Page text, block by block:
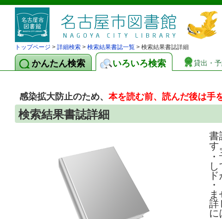
トップページ > 詳細検索 > 検索結果書誌一覧 > 検索結果書誌詳細
かんたん検索 いろいろ検索 貸出・
感染拡大防止のため、本を読む前、読んだ後は手
検索結果書誌詳細
書
す
詳
に